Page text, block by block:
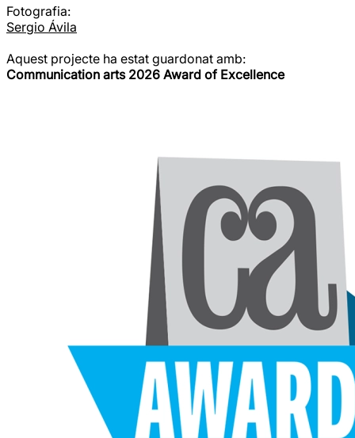
Fotografia:
Sergio Ávila
Aquest projecte ha estat guardonat amb:
Communication arts 2026 Award of Excellence